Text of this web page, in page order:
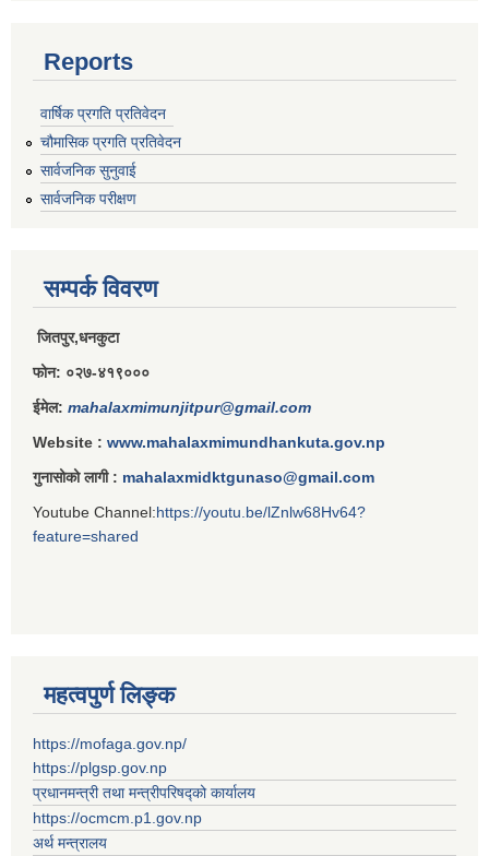
Reports
वार्षिक प्रगति प्रतिवेदन
चौमासिक प्रगति प्रतिवेदन
सार्वजनिक सुनुवाई
सार्वजनिक परीक्षण
सम्पर्क विवरण
जितपुर,धनकुटा
फोन: ०२७-४१९०००
ईमेल: mahalaxmimunjitpur@gmail.com
Website : www.mahalaxmimundhankuta.gov.np
गुनासोको लागी : mahalaxmidktgunaso@gmail.com
Youtube Channel:https://youtu.be/lZnlw68Hv64?
feature=shared
महत्वपुर्ण लिङ्क
https://mofaga.gov.np/
https://plgsp.gov.np
प्रधानमन्त्री तथा मन्त्रीपरिषद्को कार्यालय
https://ocmcm.p1.gov.np
अर्थ मन्त्रालय